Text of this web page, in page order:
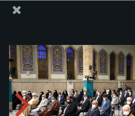
บรรดานักขับลำนำอะฮ์ลุลบั
ปฏิวัติอิสลาม